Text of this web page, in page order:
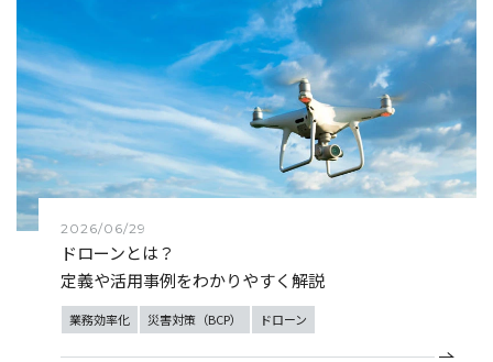
2026/06/29
ドローンとは？
定義や活用事例をわかりやすく解説
業務効率化 災害対策（BCP） ドローン